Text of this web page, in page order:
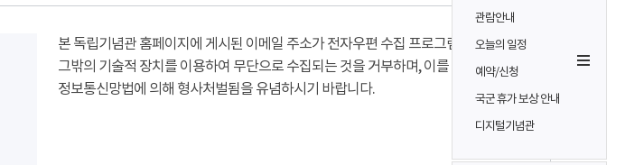
관람안내
오늘의 일정
예약/신청
국군 휴가 보상 안내
디지털기념관
본 독립기념관 홈페이지에 게시된 이메일 주소가 전자우편 수집 프로그램이나
그밖의 기술적 장치를 이용하여 무단으로 수집되는 것을 거부하며, 이를 위반시
정보통신망법에 의해 형사처벌됨을 유념하시기 바랍니다.